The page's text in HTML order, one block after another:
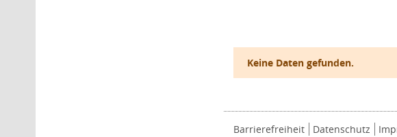
Keine Daten gefunden.
Barrierefreiheit Datenschutz